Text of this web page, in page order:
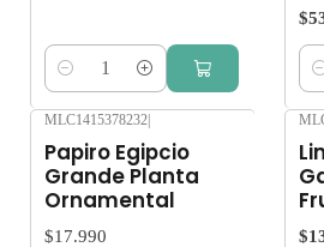
Cantidad
MLC1415378232
Papiro Egipcio
Grande Planta
Ornamental
$17.990